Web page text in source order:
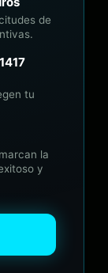
de
tu
la
y